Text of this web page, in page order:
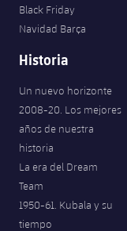
Jugadores
Resultados
Fotos
Noticias
Voleibol
Apúntate a
plusicon
más
Apúntate a
Carnet de
League of
Black Friday
Navidad Barça
Historia
Un nuevo horizonte
2008-20. Los mejores
años de nuestra
historia
La era del Dream
Team
1950-61. Kubala y su
tiempo